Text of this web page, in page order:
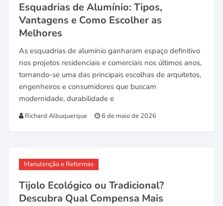
Esquadrias de Alumínio: Tipos,
Vantagens e Como Escolher as
Melhores
As esquadrias de alumínio ganharam espaço definitivo
nos projetos residenciais e comerciais nos últimos anos,
tornando-se uma das principais escolhas de arquitetos,
engenheiros e consumidores que buscam
modernidade, durabilidade e
Richard Albuquerque 6 de maio de 2026
Manutenção e Reformas
Tijolo Ecológico ou Tradicional?
Descubra Qual Compensa Mais